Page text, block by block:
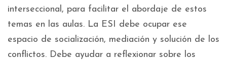
interseccional, para facilitar el abordaje de estos
temas en las aulas. La ESI debe ocupar ese
espacio de socialización, mediación y solución de los
conflictos. Debe ayudar a reflexionar sobre los